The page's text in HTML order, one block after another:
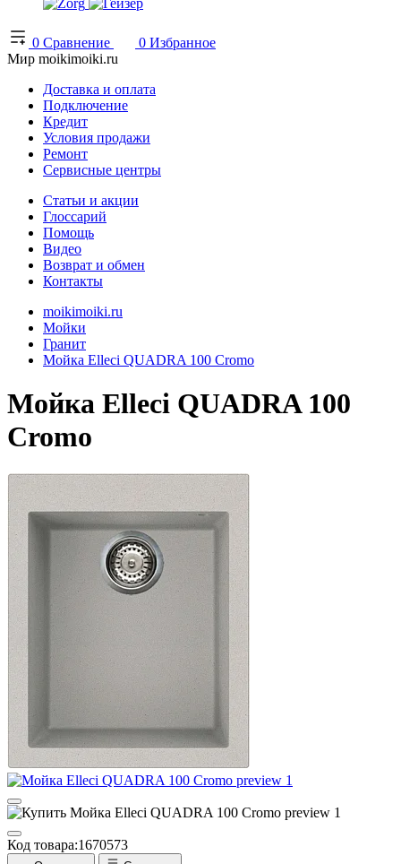
0 Сравнение 0 Избранное
Мир moikimoiki.ru
Доставка и оплата
Подключение
Кредит
Условия продажи
Ремонт
Сервисные центры
Статьи и акции
Глоссарий
Помощь
Видео
Возврат и обмен
Контакты
moikimoiki.ru
Мойки
Гранит
Мойка Elleci QUADRA 100 Cromo
Мойка Elleci QUADRA 100
Cromo
Код товара:1670573